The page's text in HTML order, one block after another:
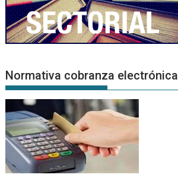
Normativa cobranza electrónica